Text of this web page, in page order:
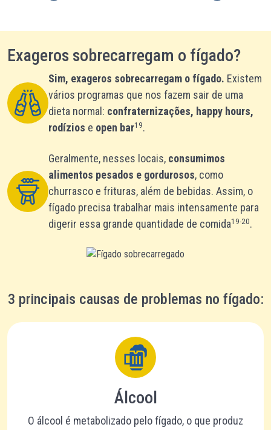
Exageros sobrecarregam o fígado?
Sim, exageros sobrecarregam o fígado. Existem
vários programas que nos fazem sair de uma
dieta normal: confraternizações, happy hours,
rodízios e open bar19.
Geralmente, nesses locais, consumimos
alimentos pesados e gordurosos, como
churrasco e frituras, além de bebidas. Assim, o
fígado precisa trabalhar mais intensamente para
digerir essa grande quantidade de comida19-20.
3 principais causas de problemas no fígado:
Álcool
O álcool é metabolizado pelo fígado, o que produz